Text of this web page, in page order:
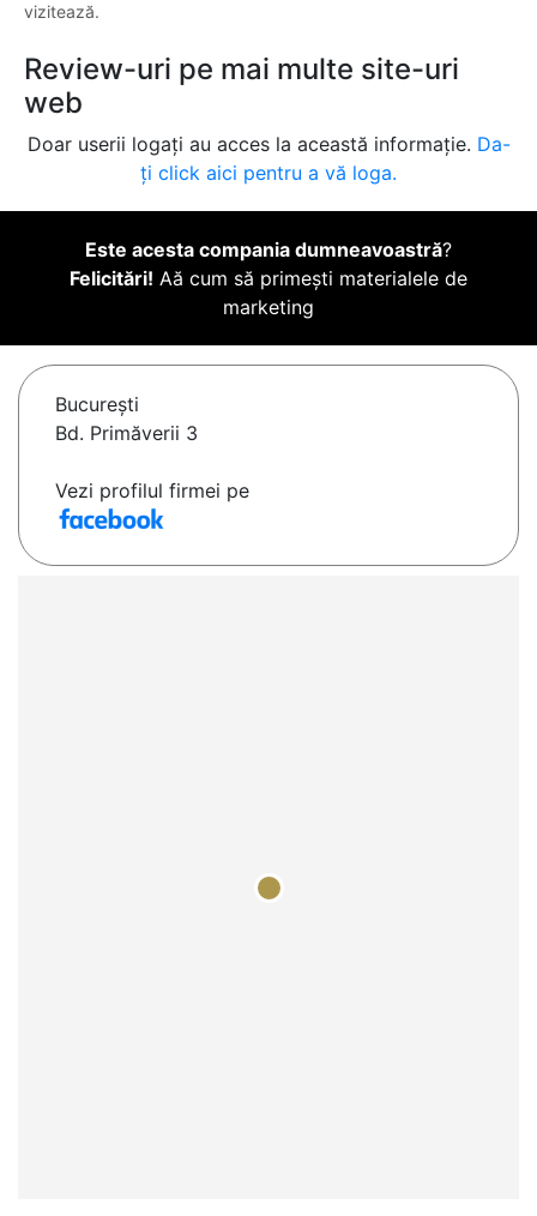
vizitează.
Review-uri pe mai multe site-uri
web
Doar userii logați au acces la această informație. Da-
ți click aici pentru a vă loga.
Este acesta compania dumneavoastră?
Felicitări! Aă cum să primești materialele de
marketing
Bucureşti
Bd. Primăverii 3
Vezi profilul firmei pe